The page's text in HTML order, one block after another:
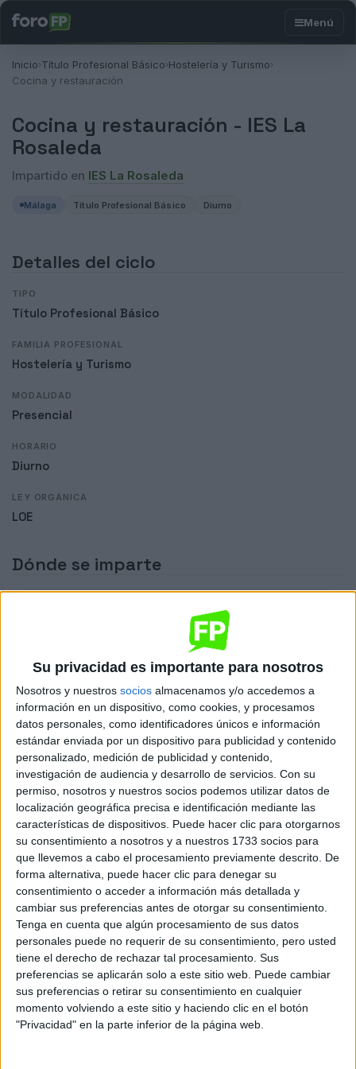
Su privacidad es importante para nosotros
Nosotros y nuestros socios almacenamos y/o accedemos a
información en un dispositivo, como cookies, y procesamos
datos personales, como identificadores únicos e información
estándar enviada por un dispositivo para publicidad y contenido
personalizado, medición de publicidad y contenido,
investigación de audiencia y desarrollo de servicios. Con su
permiso, nosotros y nuestros socios podemos utilizar datos de
localización geográfica precisa e identificación mediante las
características de dispositivos. Puede hacer clic para otorgarnos
su consentimiento a nosotros y a nuestros 1733 socios para
que llevemos a cabo el procesamiento previamente descrito. De
forma alternativa, puede hacer clic para denegar su
consentimiento o acceder a información más detallada y
cambiar sus preferencias antes de otorgar su consentimiento.
Tenga en cuenta que algún procesamiento de sus datos
personales puede no requerir de su consentimiento, pero usted
tiene el derecho de rechazar tal procesamiento. Sus
preferencias se aplicarán solo a este sitio web. Puede cambiar
sus preferencias o retirar su consentimiento en cualquier
momento volviendo a este sitio y haciendo clic en el botón
"Privacidad" en la parte inferior de la página web.
Inicio›Título Profesional Básico›Hostelería y Turismo›
Cocina y restauración
Cocina y restauración - IES La
Rosaleda
Impartido en IES La Rosaleda
Málaga Título Profesional Básico Diurno
Detalles del ciclo
TIPO
Título Profesional Básico
FAMILIA PROFESIONAL
Hostelería y Turismo
MODALIDAD
Presencial
HORARIO
Diurno
LEY ORGÁNICA
LOE
Dónde se imparte
DIRECCIÓN
Luis Buñuel, 8
29011 Málaga, Málaga
+
-
Leaflet | OSM Mapnik
Explora más
¿No es exactamente lo que buscas? Estas son las